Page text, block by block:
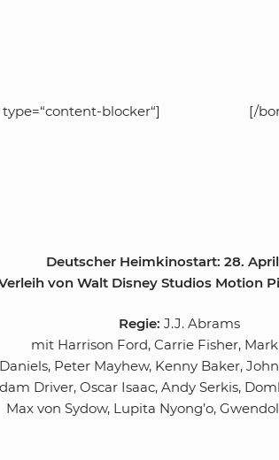
blocker“] [/
Deutscher Heimkinostart: 28. April
von Walt Disney Studios Motion
Regie: J.J. Abrams
mit Harrison Ford, Carrie Fisher,
Peter Mayhew, Kenny Baker,
Driver, Oscar Isaac, Andy Serkis,
Max von Sydow, Lupita Nyong’o,